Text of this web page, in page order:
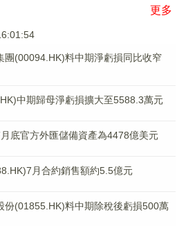
更多
團(00094.HK)料中期淨虧損同比收窄
中期歸母淨虧損擴大至5588.3萬元
底官方外匯儲備資產為4478億美元
月合約銷售額約5.5億元
份(01855.HK)料中期除稅後虧損500萬